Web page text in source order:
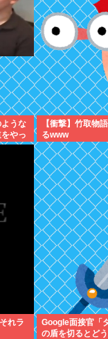
うな
やっ
【衝撃】竹取物
るwww
れラ
Google面接官「
の盾を切るとど